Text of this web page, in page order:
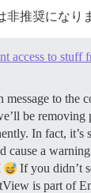
推奨になり
access to stuff
to the
be removing
In fact, it’s
cause a
If you didn’t
is part of